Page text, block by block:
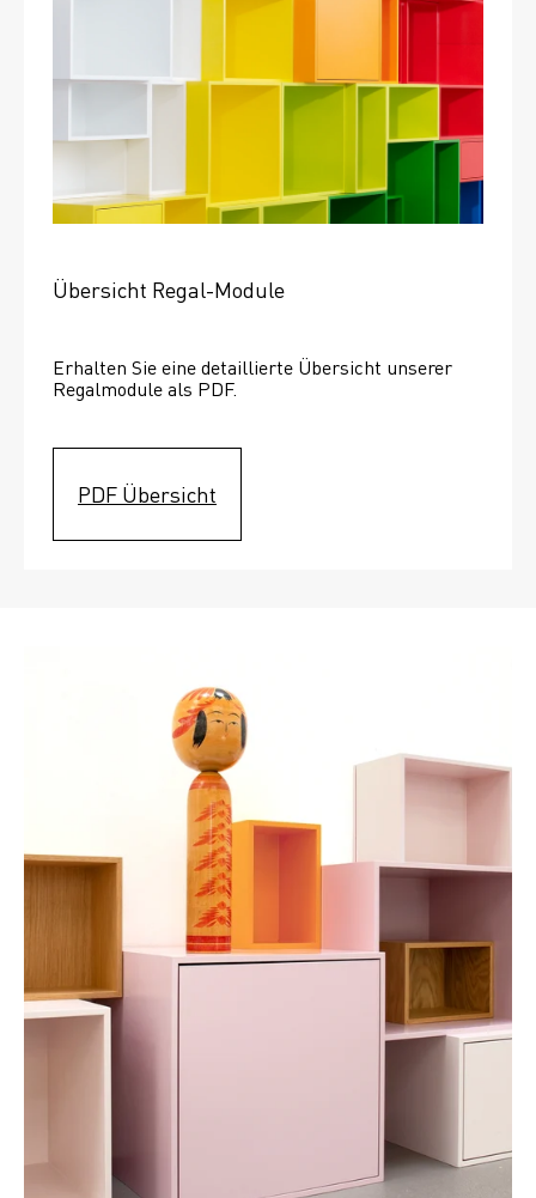
Übersicht Regal-Module
Erhalten Sie eine detaillierte Übersicht unserer
Regalmodule als PDF.
PDF Übersicht